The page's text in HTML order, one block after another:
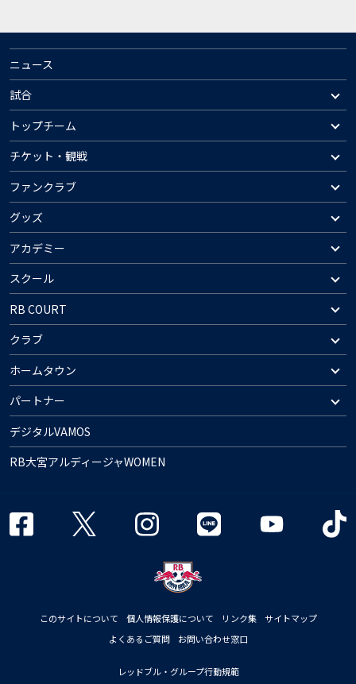
ニュース
試合
トップチーム
チケット・観戦
ファンクラブ
グッズ
アカデミー
スクール
RB COURT
クラブ
ホームタウン
パートナー
デジタルVAMOS
RB大宮アルディージャWOMEN
このサイトについて 個人情報保護について リンク集
サイトマップ
よくあるご質問
お問い合わせ窓口
レッドブル・グループ行動規範